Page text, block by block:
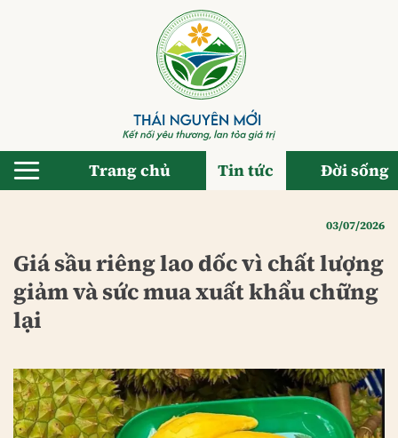
Trang chủ Tin tức Đời sống
03/07/2026
Giá sầu riêng lao dốc vì chất lượng
giảm và sức mua xuất khẩu chững
lại